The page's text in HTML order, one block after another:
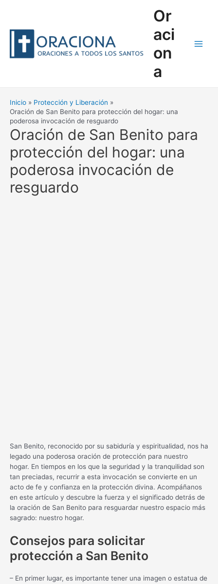
Or
aci
on
a
Inicio
Protección y Liberación
Oración de San Benito para protección del hogar: una
poderosa invocación de resguardo
Oración de San Benito para
protección del hogar: una
poderosa invocación de
resguardo
San Benito, reconocido por su sabiduría y espiritualidad, nos ha
legado una poderosa oración de protección para nuestro
hogar. En tiempos en los que la seguridad y la tranquilidad son
tan preciadas, recurrir a esta invocación se convierte en un
acto de fe y confianza en la protección divina. Acompáñanos
en este artículo y descubre la fuerza y el significado detrás de
la oración de San Benito para resguardar nuestro espacio más
sagrado: nuestro hogar.
Consejos para solicitar
protección a San Benito
– En primer lugar, es importante tener una imagen o estatua de